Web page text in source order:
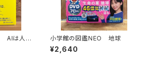
AIは人間
らすのか
小学館の図鑑NEO 地球
¥2,640